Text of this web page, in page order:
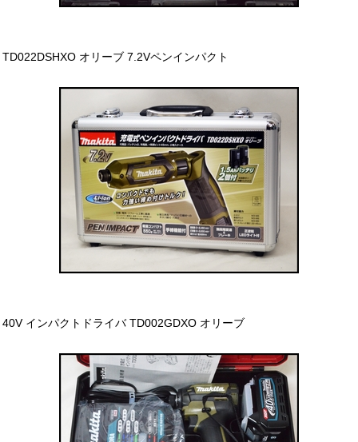
TD022DSHXO オリーブ 7.2Vペンインパクト
40V インパクトドライバ TD002GDXO オリーブ